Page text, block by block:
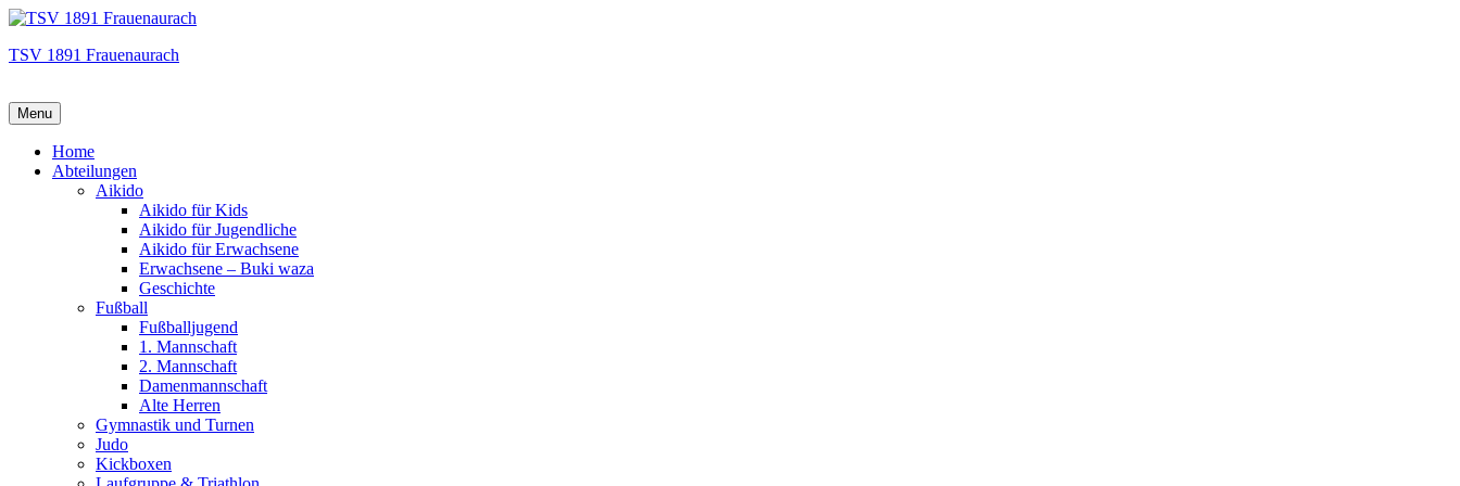
TSV 1891 Frauenaurach
Menu
Hauptmenü
Home
Abteilungen
Aikido
Aikido für Kids
Aikido für Jugendliche
Aikido für Erwachsene
Erwachsene – Buki waza
Geschichte
Fußball
Fußballjugend
1. Mannschaft
2. Mannschaft
Damenmannschaft
Alte Herren
Gymnastik und Turnen
Judo
Kickboxen